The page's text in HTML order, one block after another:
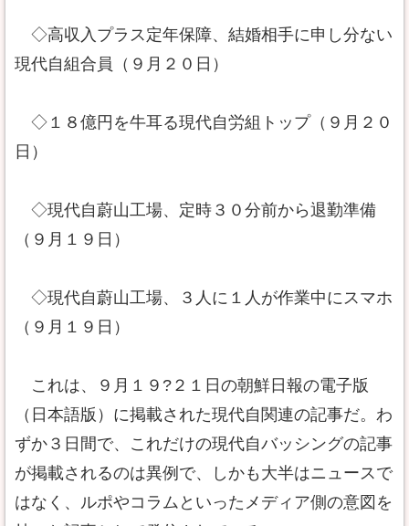
◇高収入プラス定年保障、結婚相手に申し分ない
現代自組合員（９月２０日）
◇１８億円を牛耳る現代自労組トップ（９月２０
日）
◇現代自蔚山工場、定時３０分前から退勤準備
（９月１９日）
◇現代自蔚山工場、３人に１人が作業中にスマホ
（９月１９日）
これは、９月１９?２１日の朝鮮日報の電子版
（日本語版）に掲載された現代自関連の記事だ。わ
ずか３日間で、これだけの現代自バッシングの記事
が掲載されるのは異例で、しかも大半はニュースで
はなく、ルポやコラムといったメディア側の意図を